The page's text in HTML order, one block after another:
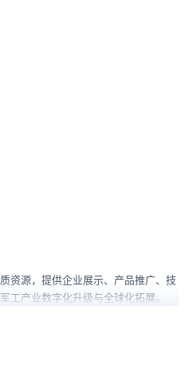
资源，提供企业展示、产品推广、技
工产业数字化升级与全球化拓展。